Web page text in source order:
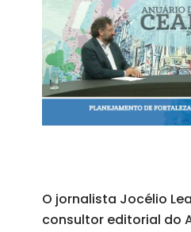
O jornalista Jocélio
consultor editorial do